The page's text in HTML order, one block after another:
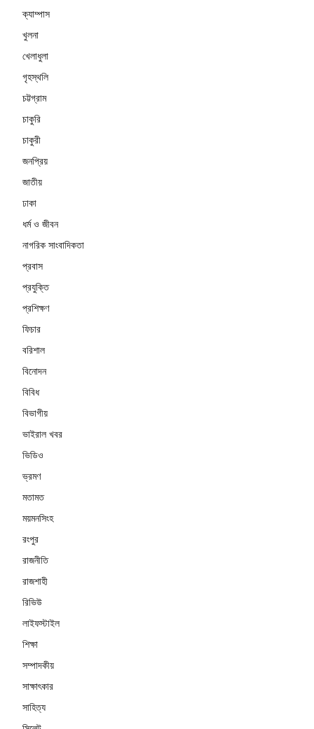
ক্যাম্পাস
খুলনা
খেলাধুলা
গৃহস্থলি
চট্টগ্রাম
চাকুরি
চাকুরী
জনপ্রিয়
জাতীয়
ঢাকা
ধর্ম ও জীবন
নাগরিক সাংবাদিকতা
প্রবাস
প্রযুক্তি
প্রশিক্ষণ
ফিচার
বরিশাল
বিনোদন
বিবিধ
বিভাগীয়
ভাইরাল খবর
ভিডিও
ভ্রমণ
মতামত
ময়মনসিংহ
রংপুর
রাজনীতি
রাজশাহী
রিভিউ
লাইফস্টাইল
শিক্ষা
সম্পাদকীয়
সাক্ষাৎকার
সাহিত্য